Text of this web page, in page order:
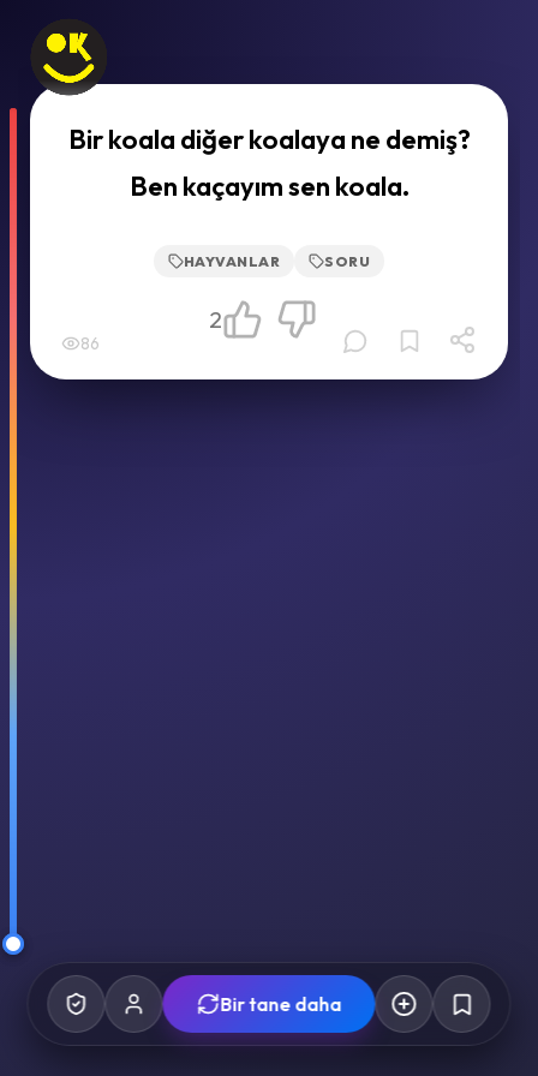
Bir koala diğer koalaya ne demiş?
Ben kaçayım sen koala.
HAYVANLAR SORU
86
2
Bir tane daha